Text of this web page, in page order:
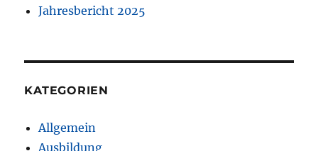
Jahresbericht 2025
KATEGORIEN
Allgemein
Ausbildung